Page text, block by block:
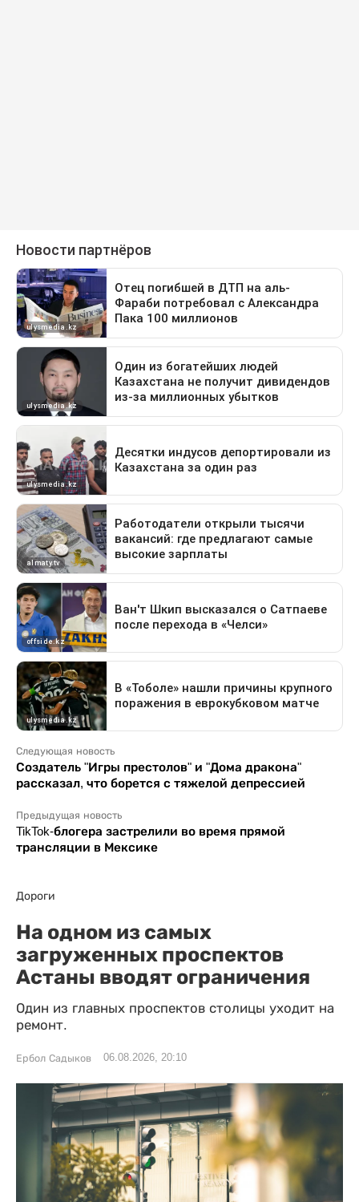
Следующая новость
Создатель "Игры престолов" и "Дома дракона"
рассказал, что борется с тяжелой депрессией
Предыдущая новость
TikTok-блогера застрелили во время прямой
трансляции в Мексике
Дороги
На одном из самых
загруженных проспектов
Астаны вводят ограничения
Один из главных проспектов столицы уходит на
ремонт.
Ербол Садыков 06.08.2026, 20:10